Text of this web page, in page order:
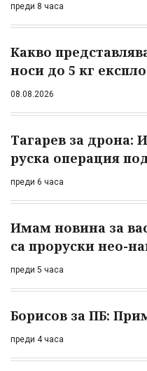
преди 8 часа
Какво
носи до 5 кг
08.08.2026
Тагарев за дрона:
руска операция
преди 6 часа
Имам новина за
са проруски нео-
преди 5 часа
Борисов за ПБ:
преди 4 часа